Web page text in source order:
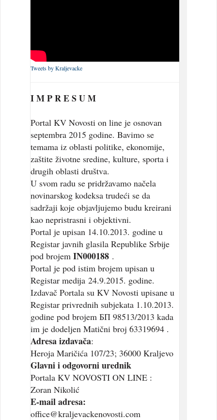
Tweets by Kraljevacke
I M P R E S U M
Portal KV Novosti on line je osnovan
septembra 2015 godine. Bavimo se
temama iz oblasti politike, ekonomije,
zaštite životne sredine, kulture, sporta i
drugih oblasti društva.
U svom radu se pridržavamo načela
novinarskog kodeksa trudeći se da
sadržaji koje objavljujemo budu kreirani
kao nepristrasni i objektivni.
Portal je upisan 14.10.2013. godine u
Registar javnih glasila Republike Srbije
pod brojemIN000188 .
Portal je pod istim brojem upisan u
Registar medija 24.9.2015. godine.
Izdavač Portala su KV Novosti upisane u
Registar privrednih subjekata 1.10.2013.
godine pod brojem БП 98513/2013 kada
im je dodeljen Matični broj 63319694 .
Adresa izdavača:
Heroja Maričića 107/23; 36000 Kraljevo
Glavni i odgovorni urednik
Portala KV NOVOSTI ON LINE :
Zoran Nikolić
E-mail adresa:
office@kraljevackenovosti.com